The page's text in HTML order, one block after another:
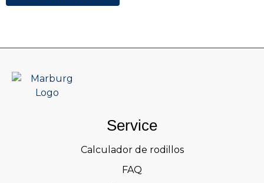
Service
Calculador de rodillos
FAQ